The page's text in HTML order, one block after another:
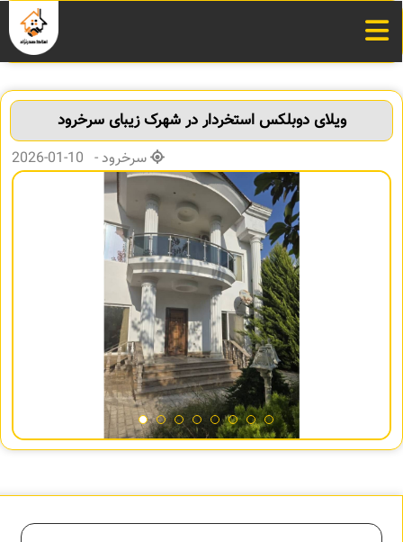
ویلای دوبلکس استخردار در شهرک زیبای سرخرود
سرخرود - 10-01-2026